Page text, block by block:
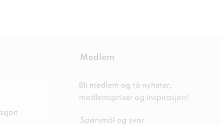
Medlem
Bli medlem og få nyheter,
medlemspriser og inspirasjon!
Spørsmål og svar